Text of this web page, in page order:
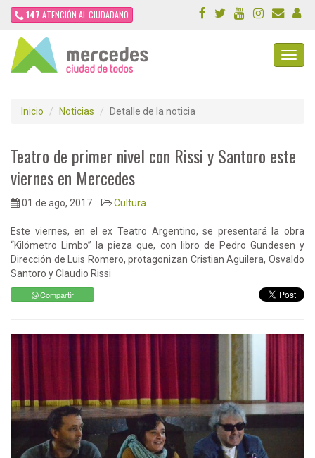
147 ATENCIÓN AL CIUDADANO
Inicio Noticias Detalle de la noticia
Teatro de primer nivel con Rissi y Santoro este
viernes en Mercedes
01 de ago, 2017 Cultura
Este viernes, en el ex Teatro Argentino, se presentará la obra
“Kilómetro Limbo” la pieza que, con libro de Pedro Gundesen y
Dirección de Luis Romero, protagonizan Cristian Aguilera, Osvaldo
Santoro y Claudio Rissi
Compartir